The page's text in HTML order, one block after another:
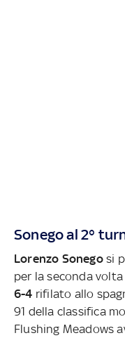
Sonego al 2°
Lorenzo Sonegosi
per la seconda
6-4 rifilato allo
91 della classifica
Flushing Meadows